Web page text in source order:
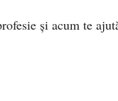
și acum te